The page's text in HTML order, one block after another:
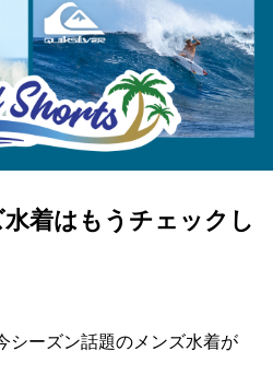
SUPPORT
ご利用ガイド
アフターサポート
着はもうチェックし
シーズン話題のメンズ水着が